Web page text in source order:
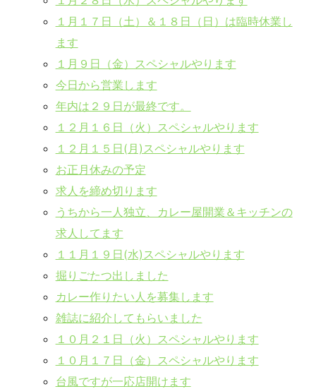
１月１７日（土）＆１８日（日）は臨時休業し
ます
１月９日（金）スペシャルやります
今日から営業します
年内は２９日が最終です。
１２月１６日（火）スペシャルやります
１２月１５日(月)スペシャルやります
お正月休みの予定
求人を締め切ります
うちから一人独立、カレー屋開業＆キッチンの
求人してます
１１月１９日(水)スペシャルやります
掘りごたつ出しました
カレー作りたい人を募集します
雑誌に紹介してもらいました
１０月２１日（火）スペシャルやります
１０月１７日（金）スペシャルやります
台風ですが一応店開けます